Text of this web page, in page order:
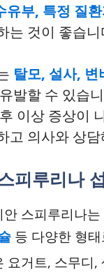
유부, 특정 질
는 것이 좋습니
탈모, 설사,
발할 수 있습
이상 증상이
고 의사와 상
피루리나
안 스피루리나는
등 다양한 형
요거트, 스무디,